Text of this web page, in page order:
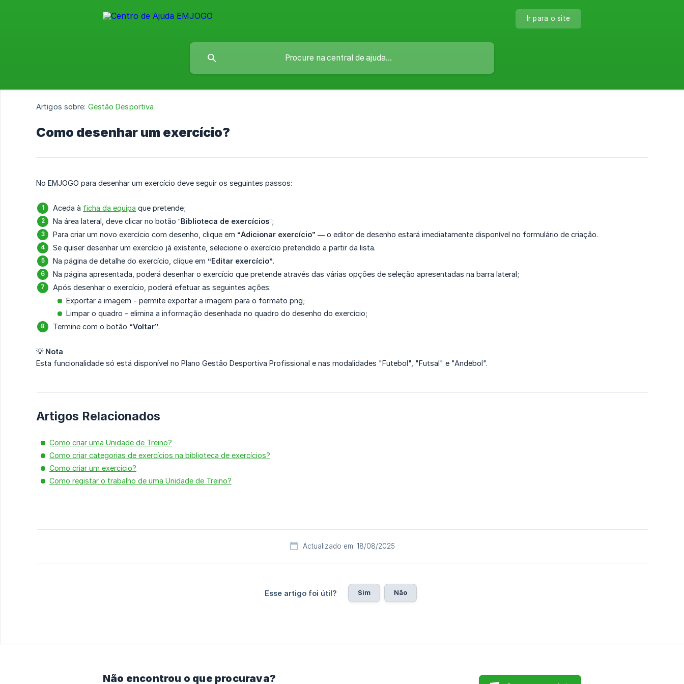
Ir para o site
Artigos sobre: Gestão Desportiva
Como desenhar um exercício?
No EMJOGO para desenhar um exercício deve seguir os seguintes passos:
Aceda à ficha da equipa que pretende;
Na área lateral, deve clicar no botão “Biblioteca de exercícios”;
Para criar um novo exercício com desenho, clique em “Adicionar exercício” — o editor de desenho estará imediatamente disponível no formulário de criação.
Se quiser desenhar um exercício já existente, selecione o exercício pretendido a partir da lista.
Na página de detalhe do exercício, clique em “Editar exercício”.
Na página apresentada, poderá desenhar o exercício que pretende através das várias opções de seleção apresentadas na barra lateral;
Após desenhar o exercício, poderá efetuar as seguintes ações:
Exportar a imagem - permite exportar a imagem para o formato png;
Limpar o quadro - elimina a informação desenhada no quadro do desenho do exercício;
Termine com o botão “Voltar”.
💡 Nota
Esta funcionalidade só está disponível no Plano Gestão Desportiva Profissional e nas modalidades "Futebol", "Futsal" e "Andebol".
Artigos Relacionados
Como criar uma Unidade de Treino?
Como criar categorias de exercícios na biblioteca de exercícios?
Como criar um exercício?
Como registar o trabalho de uma Unidade de Treino?
Actualizado em: 18/08/2025
Esse artigo foi útil? Sim Não
Não encontrou o que procurava?